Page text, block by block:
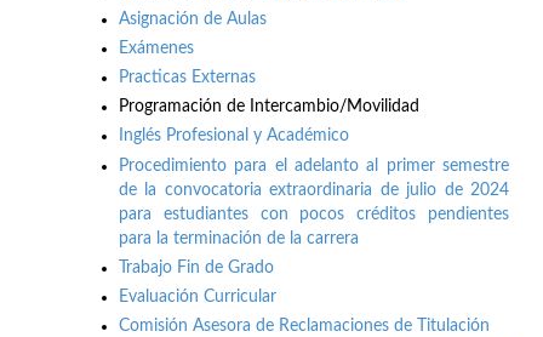
Asignación de Aulas
Exámenes
Practicas Externas
Programación de Intercambio/Movilidad
Inglés Profesional y Académico
Procedimiento para el adelanto al primer semestre
de la convocatoria extraordinaria de julio de 2024
para estudiantes con pocos créditos pendientes
para la terminación de la carrera
Trabajo Fin de Grado
Evaluación Curricular
Comisión Asesora de Reclamaciones de Titulación